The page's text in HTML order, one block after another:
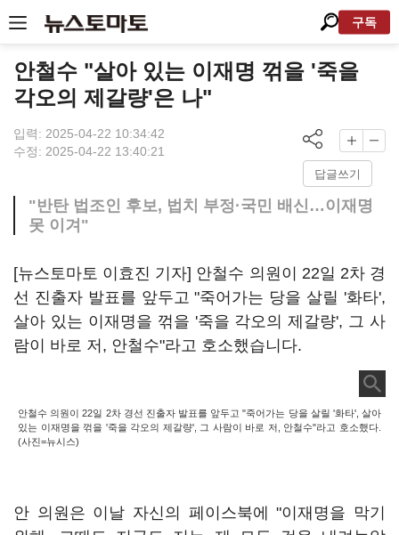
구독
안철수 "살아 있는 이재명 꺾을 '죽을
각오의 제갈량'은 나"
입력: 2025-04-22 10:34:42
수정: 2025-04-22 13:40:21
답글쓰기
"반탄 법조인 후보, 법치 부정·국민 배신…이재명
못 이겨"
[뉴스토마토 이효진 기자] 안철수 의원이 22일 2차 경
선 진출자 발표를 앞두고 "죽어가는 당을 살릴 '화타',
살아 있는 이재명을 꺾을 '죽을 각오의 제갈량', 그 사
람이 바로 저, 안철수"라고 호소했습니다.
안철수 의원이 22일 2차 경선 진출자 발표를 앞두고 "죽어가는 당을 살릴 '화타', 살아
있는 이재명을 꺾을 '죽을 각오의 제갈량', 그 사람이 바로 저, 안철수"라고 호소했다.
(사진=뉴시스)
안 의원은 이날 자신의 페이스북에 "이재명을 막기